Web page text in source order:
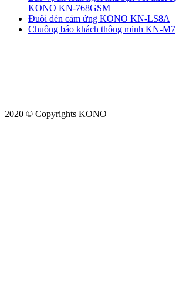
KONO KN-768GSM
Đuôi đèn cảm ứng KONO KN-LS8A
Chuông báo khách thông minh KN-M7
2020 © Copyrights KONO